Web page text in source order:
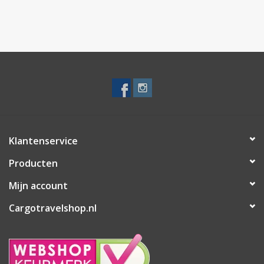
Klantenservice
Producten
Mijn account
Cargotravelshop.nl